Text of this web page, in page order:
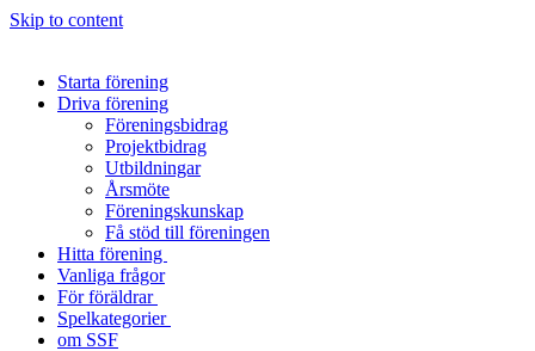
Skip to content
Starta förening
Driva förening
Föreningsbidrag
Projektbidrag
Utbildningar
Årsmöte
Föreningskunskap
Få stöd till föreningen
Hitta förening
Vanliga frågor
För föräldrar
Spelkategorier
om SSF